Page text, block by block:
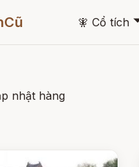
🧚 Cổ tích
nhật hàng